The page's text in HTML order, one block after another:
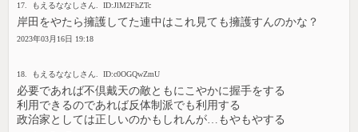
17. もえるななしさん. ID:JlM2FhZTc
岸田をやたら擁護してた連中はこれ見ても擁護すんのかな？
2023年03月16日 19:18
18. もえるななしさん. ID:c0OGQwZmU
必要であれば不倶戴天の敵ともにこやかに握手をする
利用できるのであれば反体制派でも利用する
政治家としては正しいのかもしれんが…もやもやする